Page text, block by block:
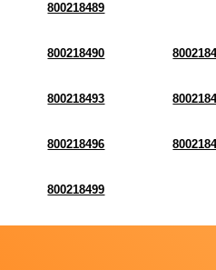
800218489
800218490
800218493
800218496
800218499